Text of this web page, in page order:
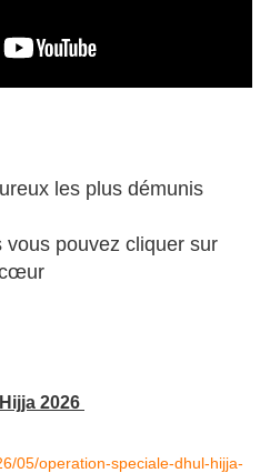
les plus démunis
pouvez cliquer sur
cœur
2026
05/operation-speciale-dhul-hijja-